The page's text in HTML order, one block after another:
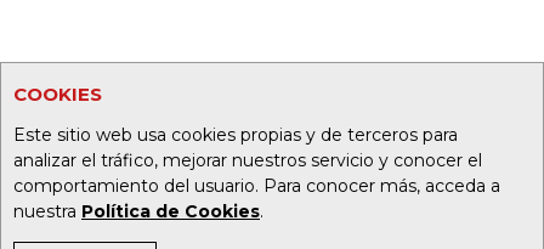
COOKIES
Este sitio web usa cookies propias y de terceros para
analizar el tráfico, mejorar nuestros servicio y conocer el
comportamiento del usuario. Para conocer más, acceda a
nuestra Política de Cookies.